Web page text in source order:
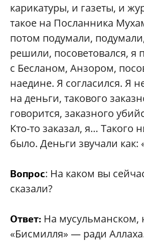
карикатуры, и газеты, и
такое на Посланника
потом подумали,
решили, посоветовался, я
с Бесланом, Анзором,
наедине. Я согласился. Я
на деньги, такового
говорится, заказного
Кто-то заказал, я… Такого
было. Деньги звучали как:
Вопрос: На каком вы
сказали?
Ответ: На мусульманском,
«Бисмилля» — ради